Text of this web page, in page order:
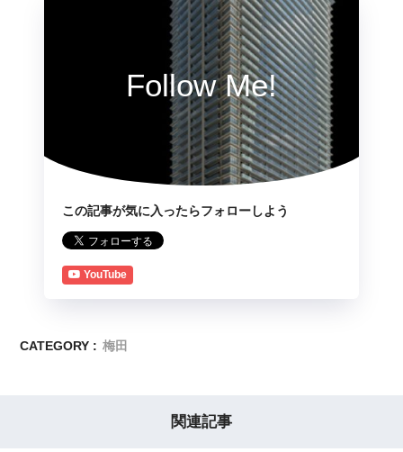
Follow Me!
この記事が気に入ったらフォローしよう
YouTube
CATEGORY : 梅田
関連記事